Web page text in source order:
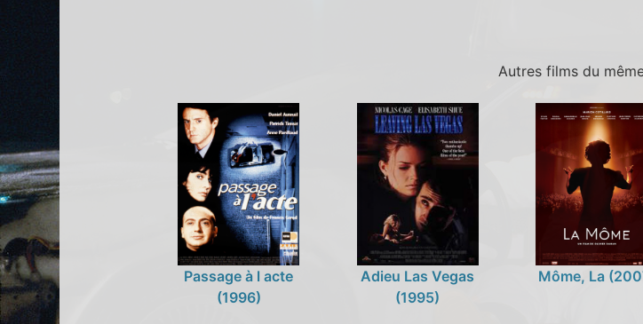
Autres films du
Passage à l acte
(1996)
Adieu Las Vegas
(1995)
Môme, La